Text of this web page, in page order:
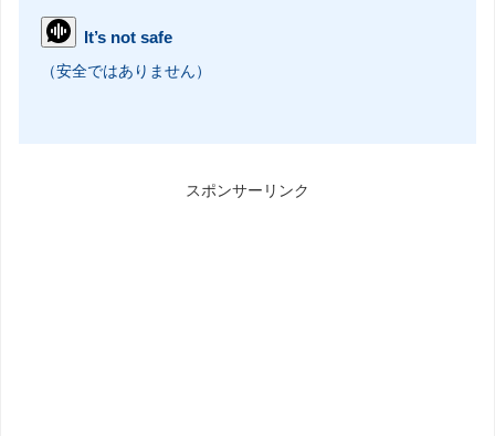
It’s not safe
（安全ではありません）
スポンサーリンク